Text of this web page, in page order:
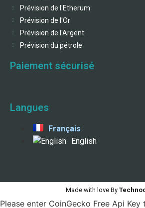
Prévision de l'Etherum
Prévision de l'Or
Prévision de l'Argent
Prévision du pétrole
Paiement sécurisé
Langues
Français
English
Made with love By
Please enter CoinGecko Free Api